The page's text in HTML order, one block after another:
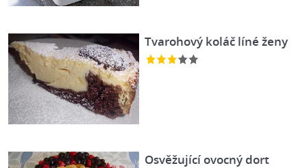
Tvarohový koláč líné ženy
Osvěžující ovocný dort